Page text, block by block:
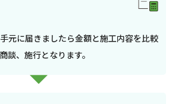
元に届きましたら金額と施工内容を比較
談、施行となります。